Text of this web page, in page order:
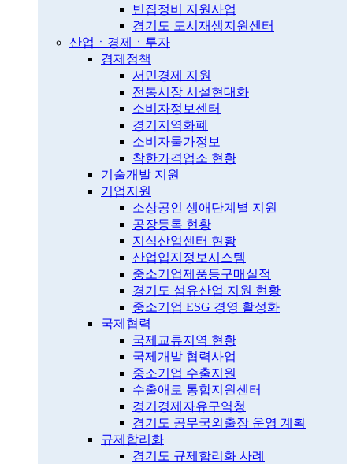
빈집정비 지원사업
경기도 도시재생지원센터
산업ㆍ경제ㆍ투자
경제정책
서민경제 지원
전통시장 시설현대화
소비자정보센터
경기지역화폐
소비자물가정보
착한가격업소 현황
기술개발 지원
기업지원
소상공인 생애단계별 지원
공장등록 현황
지식산업센터 현황
산업입지정보시스템
중소기업제품등구매실적
경기도 섬유산업 지원 현황
중소기업 ESG 경영 활성화
국제협력
국제교류지역 현황
국제개발 협력사업
중소기업 수출지원
수출애로 통합지원센터
경기경제자유구역청
경기도 공무국외출장 운영 계획
규제합리화
경기도 규제합리화 사례